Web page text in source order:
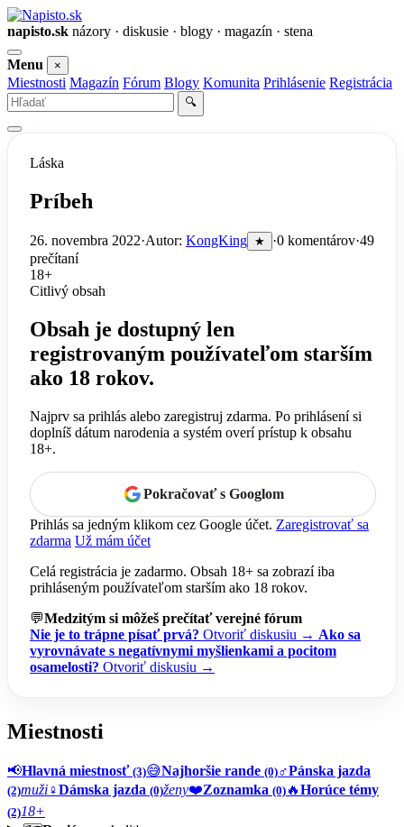
napisto.sk názory · diskusie · blogy · magazín · stena
Otvoriť
menu
Menu ×
Miestnosti Magazín Fórum Blogy Komunita Prihlásenie Registrácia
Vyhľadať
🔍
Láska
Príbeh
26. novembra 2022·Autor: KongKing ★ ·0 komentárov·49
prečítaní
18+
Citlivý obsah
Obsah je dostupný len
registrovaným používateľom starším
ako 18 rokov.
Najprv sa prihlás alebo zaregistruj zdarma. Po prihlásení si
doplníš dátum narodenia a systém overí prístup k obsahu
18+.
Pokračovať s Googlom
Prihlás sa jedným klikom cez Google účet. Zaregistrovať sa
zdarma Už mám účet
Celá registrácia je zadarmo. Obsah 18+ sa zobrazí iba
prihláseným používateľom starším ako 18 rokov.
💬Medzitým si môžeš prečítať verejné fórum
Nie je to trápne písať prvá? Otvoriť diskusiu → Ako sa
vyrovnávate s negatívnymi myšlienkami a pocitom
osamelosti? Otvoriť diskusiu →
Miestnosti
📢Hlavná miestnosť (3)😅Najhoršie rande (0)♂️Pánska jazda
(2)muži♀️Dámska jazda (0)ženy❤️Zoznamka (0) 🔥Horúce témy
(2)18+